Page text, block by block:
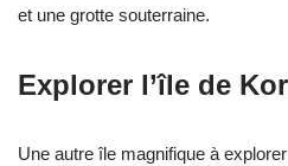
et une grotte souterraine.
Explorer l’île de
Une autre île magnifique à